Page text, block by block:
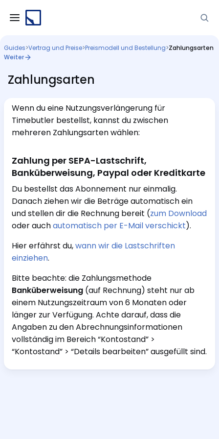
Guides>Vertrag und Preise>Preismodell und Bestellung>Zahlungsarten
Weiter
Zahlungsarten
Wenn du eine Nutzungsverlängerung für
Timebutler bestellst, kannst du zwischen
mehreren Zahlungsarten wählen:
Zahlung per SEPA-Lastschrift,
Banküberweisung, Paypal oder Kreditkarte
Du bestellst das Abonnement nur einmalig.
Danach ziehen wir die Beträge automatisch ein
und stellen dir die Rechnung bereit (zum Download
oder auchautomatisch per E-Mail verschickt).
Hier erfährst du,wann wir die Lastschriften
einziehen.
Bitte beachte: die Zahlungsmethode
Banküberweisung (auf Rechnung) steht nur ab
einem Nutzungszeitraum von 6 Monaten oder
länger zur Verfügung. Achte darauf, dass die
Angaben zu den Abrechnungsinformationen
vollständig im Bereich “Kontostand” >
“Kontostand” > “Details bearbeiten” ausgefüllt sind.